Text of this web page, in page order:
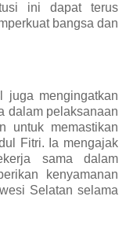
ini dapat terus
bangsa dan
juga mengingatkan
dalam pelaksanaan
untuk memastikan
Fitri. Ia mengajak
sama dalam
kenyamanan
Selatan selama